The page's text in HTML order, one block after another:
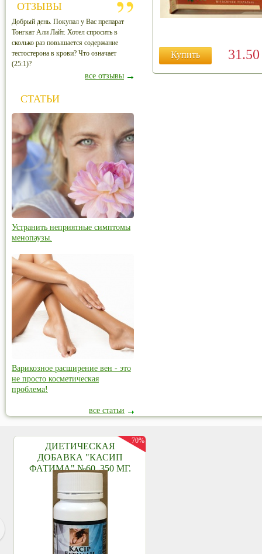
Купить
ОТЗЫВЫ
Добрый день. Покупал у Вас препарат
Тонгкат Али Лайт. Хотел спросить в
сколько раз повышается содержание
тестостерона в крови? Что означает
(25:1)?
все отзывы
СТАТЬИ
Устранить неприятные симптомы
менопаузы.
Варикозное расширение вен - это
не просто косметическая
проблема!
все статьи
ДИЕТИЧЕСКАЯ
ДОБАВКА "КАСИП
ФАТИМА" №60, 350 МГ.
70%